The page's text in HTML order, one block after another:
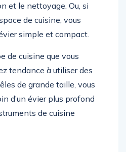
et le nettoyage. Ou, si
de cuisine, vous
simple et compact.
de cuisine que vous
tendance à utiliser des
de grande taille, vous
d’un évier plus profond
de cuisine